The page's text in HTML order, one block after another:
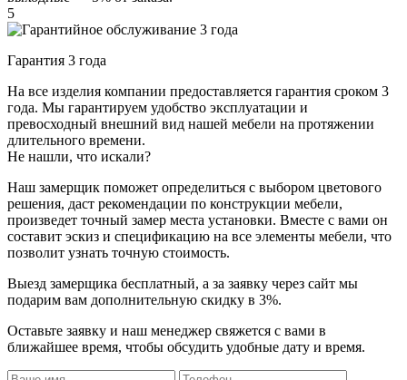
5
Гарантия 3 года
На все изделия компании предоставляется гарантия сроком 3
года. Мы гарантируем удобство эксплуатации и
превосходный внешний вид нашей мебели на протяжении
длительного времени.
Не нашли, что искали?
Наш замерщик поможет определиться с выбором цветового
решения, даст рекомендации по конструкции мебели,
произведет точный замер места установки. Вместе с вами он
составит эскиз и спецификацию на все элементы мебели, что
позволит узнать точную стоимость.
Выезд замерщика бесплатный, а за заявку через сайт мы
подарим вам дополнительную скидку в 3%.
Оставьте заявку и наш менеджер свяжется с вами в
ближайшее время, чтобы обсудить удобные дату и время.